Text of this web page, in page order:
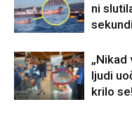
ni
„Nikad
ljudi
krilo